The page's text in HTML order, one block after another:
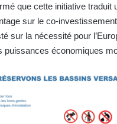
que cette initiative traduit
sur le co-
sur la nécessité pour
puissances économiques